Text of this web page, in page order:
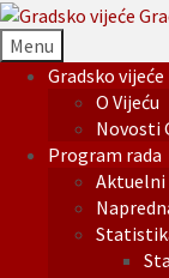
Menu
Gradsko vijeće
O Vijeću
Novosti
Program rada
Aktuelni